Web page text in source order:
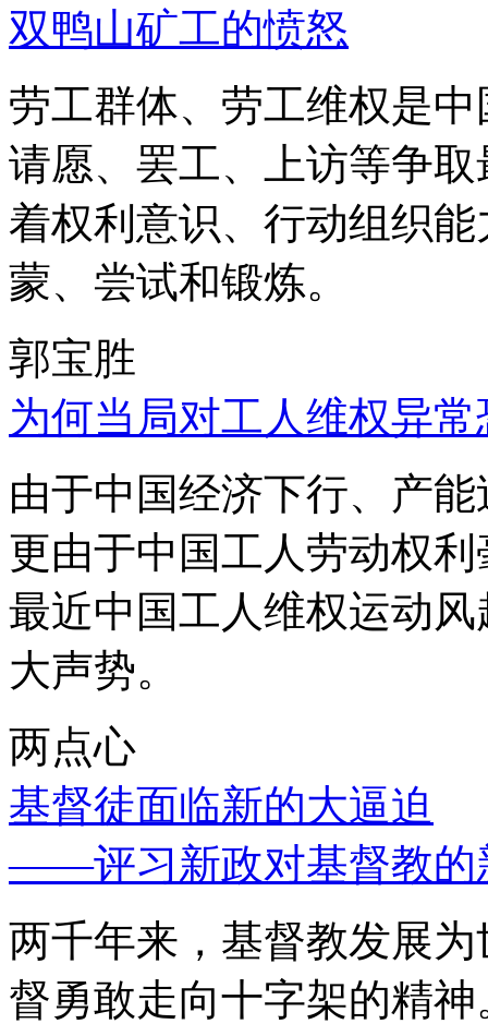
双鸭山矿工的愤怒
劳工群体、劳工维权是
请愿、罢工、上访等争
着权利意识、行动组织
蒙、尝试和锻炼。
郭宝胜
为何当局对工人维权异
由于中国经济下行、产
更由于中国工人劳动权
最近中国工人维权运动
大声势。
两点心
基督徒面临新的大逼迫
——评习新政对基督教的
两千年来，基督教发展
督勇敢走向十字架的精